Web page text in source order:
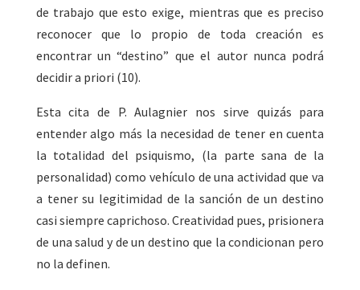
de trabajo que esto exige, mientras que es preciso
reconocer que lo propio de toda creación es
encontrar un “destino” que el autor nunca podrá
decidir a priori (10).
Esta cita de P. Aulagnier nos sirve quizás para
entender algo más la necesidad de tener en cuenta
la totalidad del psiquismo, (la parte sana de la
personalidad) como vehículo de una actividad que va
a tener su legitimidad de la sanción de un destino
casi siempre caprichoso. Creatividad pues, prisionera
de una salud y de un destino que la condicionan pero
no la definen.